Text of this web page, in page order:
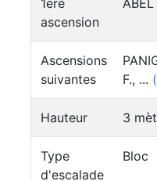
1ere
ascension
ABEL
Ascensions
suivantes
F., ...
Hauteur 3
Type
d'escalade
Bloc